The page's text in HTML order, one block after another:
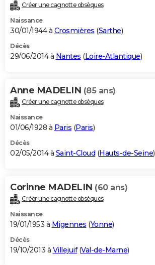
Créer une cagnotte obsèques
Naissance
30/01/1944 à Crosmières (Sarthe)
Décès
29/06/2014 à Nantes (Loire-Atlantique)
Anne MADELIN (85 ans)
Créer une cagnotte obsèques
Naissance
01/06/1928 à Paris (Paris)
Décès
02/05/2014 à Saint-Cloud (Hauts-de-Seine)
Corinne MADELIN (60 ans)
Créer une cagnotte obsèques
Naissance
19/01/1953 à Migennes (Yonne)
Décès
19/10/2013 à Villejuif(Val-de-Marne)